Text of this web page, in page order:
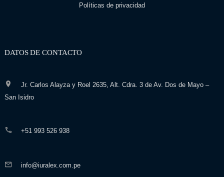
Políticas de privacidad
DATOS DE CONTACTO
Jr. Carlos Alayza y Roel 2635, Alt. Cdra. 3 de Av. Dos de Mayo –
San Isidro
+51 993 526 938
info@iuralex.com.pe